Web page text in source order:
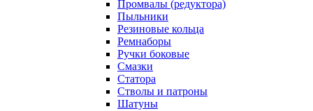
Промвалы (редуктора)
Пыльники
Резиновые кольца
Ремнаборы
Ручки боковые
Смазки
Статора
Стволы и патроны
Шатуны